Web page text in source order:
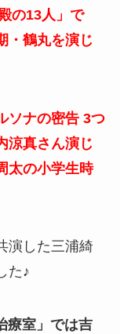
の13人」で
・鶴丸を演じ
ソナの密告 3つ
涼真さん演じ
太の小学生時
演した三浦綺
た♪
療室」では吉